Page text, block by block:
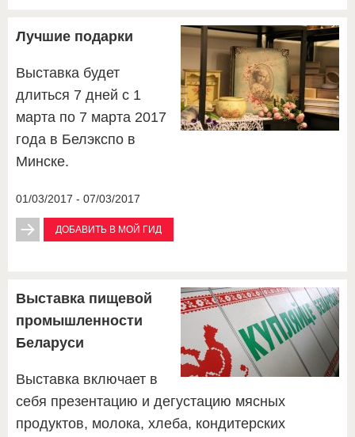
Лучшие подарки
Выставка будет
длиться 7 дней с 1
марта по 7 марта 2017
года в Белэкспо в
Минске.
01/03/2017 - 07/03/2017
ДОБАВИТЬ В МОЙ ГИД
Выставка пищевой
промышленности
Беларуси
Выставка включает в
себя презентацию и дегустацию мясных
продуктов, молока, хлеба, кондитерских